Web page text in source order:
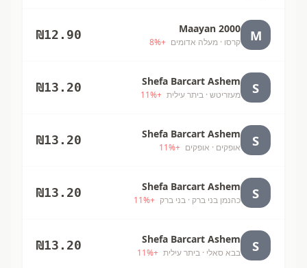
M
Maayan 2000
קרסו · מעלה אדומים +
8%
₪12.90
S
Shefa Barcart Ashem
מעזריטש · ביתר עילית +
11%
₪13.20
S
Shefa Barcart Ashem
אופקים · אופקים +
11%
₪13.20
S
Shefa Barcart Ashem
כהנמן בני ברק · בני ברק +
11%
₪13.20
S
Shefa Barcart Ashem
בבא סאלי · ביתר עילית +
11%
₪13.20